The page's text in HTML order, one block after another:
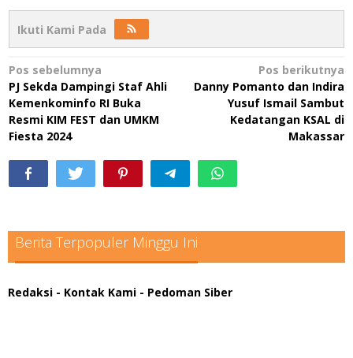
Ikuti Kami Pada
Navigasi
pos
Pos sebelumnya
PJ Sekda Dampingi Staf Ahli
Kemenkominfo RI Buka
Resmi KIM FEST dan UMKM
Fiesta 2024
Pos berikutnya
Danny Pomanto dan Indira
Yusuf Ismail Sambut
Kedatangan KSAL di
Makassar
Berita Terpopuler Minggu Ini
Redaksi - Kontak Kami - Pedoman Siber